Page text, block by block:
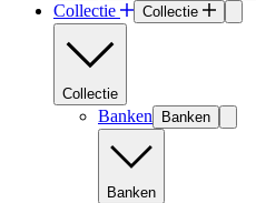
Collectie Collectie
Collectie
Banken Banken
Banken